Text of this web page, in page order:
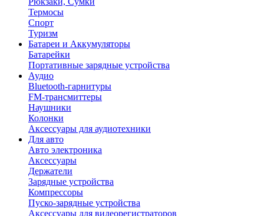
Термосы
Спорт
Туризм
Батареи и Аккумуляторы
Батарейки
Портативные зарядные устройства
Аудио
Bluetooth-гарнитуры
FM-трансмиттеры
Наушники
Колонки
Аксессуары для аудиотехники
Для авто
Авто электроника
Аксессуары
Держатели
Зарядные устройства
Компрессоры
Пуско-зарядные устройства
Аксессуары для видеорегистраторов